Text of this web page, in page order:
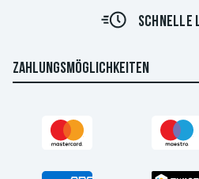
SCHNELLE
ZAHLUNGSMÖGLICHKEITEN